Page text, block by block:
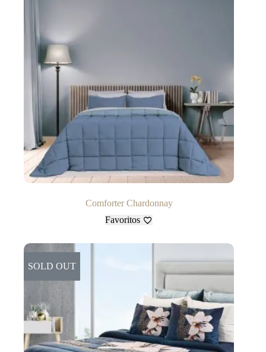
Comforter Chardonnay
Favoritos
SOLD OUT